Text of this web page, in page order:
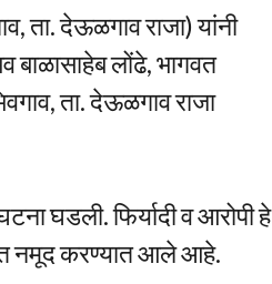
ता. देऊळगाव राजा) यांनी
बाळासाहेब लोंढे, भागवत
ता. देऊळगाव राजा
घडली. फिर्यादी व आरोपी हे
नमूद करण्यात आले आहे.